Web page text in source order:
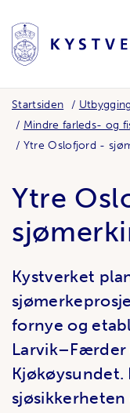
Startsiden Utbygging
Mindre farleds- og
Ytre Oslofjord -
Ytre
Kystverket
fornye og
Kjøkøysundet.